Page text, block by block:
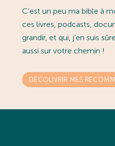
C’est un peu ma bible à
ces livres, podcasts,
grandir, et qui, j’en suis
aussi sur votre chemin !
DÉCOUVRIR MES